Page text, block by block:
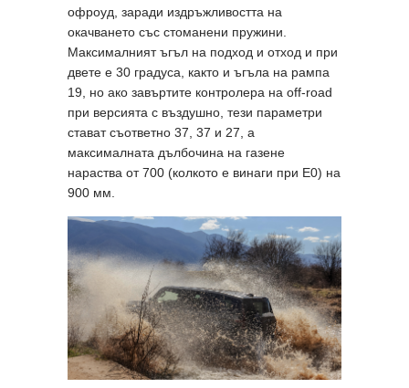
офроуд, заради издръжливостта на
окачването със стоманени пружини.
Максималният ъгъл на подход и отход и при
двете е 30 градуса, както и ъгъла на рампа
19, но ако завъртите контролера на off-road
при версията с въздушно, тези параметри
стават съответно 37, 37 и 27, а
максималната дълбочина на газене
нараства от 700 (колкото е винаги при E0) на
900 мм.